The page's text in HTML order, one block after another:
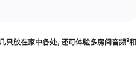
只放在家中各处，还可体验多‍房‍间音频脚
³和